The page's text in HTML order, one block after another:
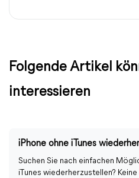
Folgende Artikel
interessieren
Suchen Sie nach einfachen
iTunes wiederherzustellen?